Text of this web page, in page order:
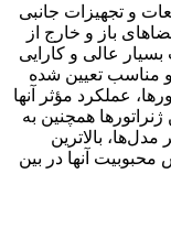
و تجهیزات جانبی
باز و خارج از
عالی و کارایی
مناسب تعیین شده
عملکرد مؤثر آنها
همچنین به
بالاترین
آنها در بین